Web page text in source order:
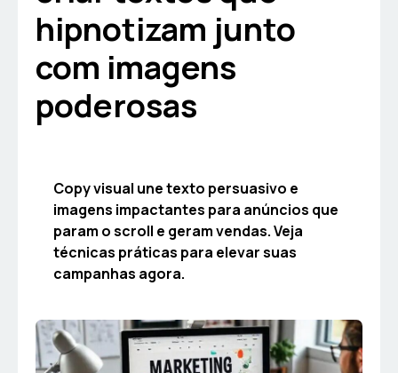
hipnotizam junto
com imagens
poderosas
Copy visual une texto persuasivo e
imagens impactantes para anúncios que
param o scroll e geram vendas. Veja
técnicas práticas para elevar suas
campanhas agora.